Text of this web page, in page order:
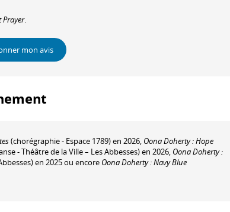
Prayer.
mon avis
(chorégraphie - Espace 1789) en 2026, Oona Doherty : Hope
- Théâtre de la Ville – Les Abbesses) en 2026, Oona Doherty :
en 2025 ou encore Oona Doherty : Navy Blue